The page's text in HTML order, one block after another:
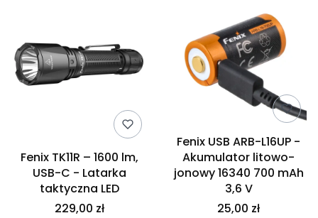
Fenix TK11R – 1600 lm,
USB-C - Latarka
taktyczna LED
229,00 zł
Fenix USB ARB-L16UP -
Akumulator litowo-
jonowy 16340 700 mAh
3,6 V
25,00 zł